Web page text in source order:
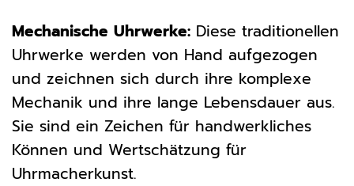
Mechanische Uhrwerke: Diese traditionellen
Uhrwerke werden von Hand aufgezogen
und zeichnen sich durch ihre komplexe
Mechanik und ihre lange Lebensdauer aus.
Sie sind ein Zeichen für handwerkliches
Können und Wertschätzung für
Uhrmacherkunst.